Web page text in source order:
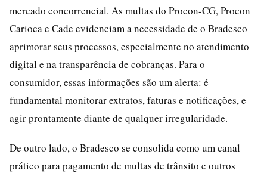
mercado concorrencial. As multas do Procon-CG, Procon
Carioca e Cade evidenciam a necessidade de o Bradesco
aprimorar seus processos, especialmente no atendimento
digital e na transparência de cobranças. Para o
consumidor, essas informações são um alerta: é
fundamental monitorar extratos, faturas e notificações, e
agir prontamente diante de qualquer irregularidade.
De outro lado, o Bradesco se consolida como um canal
prático para pagamento de multas de trânsito e outros